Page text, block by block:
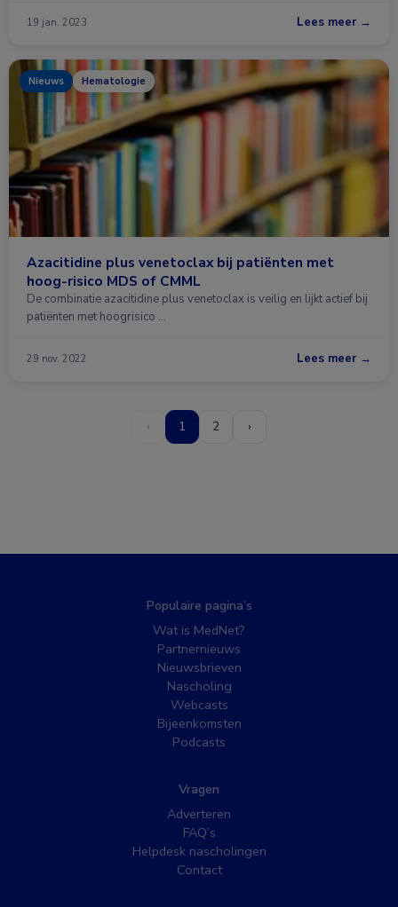
19 jan. 2023 Lees meer →
Nieuws Hematologie
Azacitidine plus venetoclax bij patiënten met
hoog-risico MDS of CMML
De combinatie azacitidine plus venetoclax is veilig en lijkt actief bij
patiënten met hoogrisico …
29 nov. 2022 Lees meer →
‹ 1 2 ›
Populaire pagina’s
Wat is MedNet?
Partnernieuws
Nieuwsbrieven
Nascholing
Webcasts
Bijeenkomsten
Podcasts
Vragen
Adverteren
FAQ’s
Helpdesk nascholingen
Contact